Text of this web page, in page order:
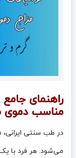
راهنمای
مناسب دموی
در طب سنتی
می‌شود. هر فرد با